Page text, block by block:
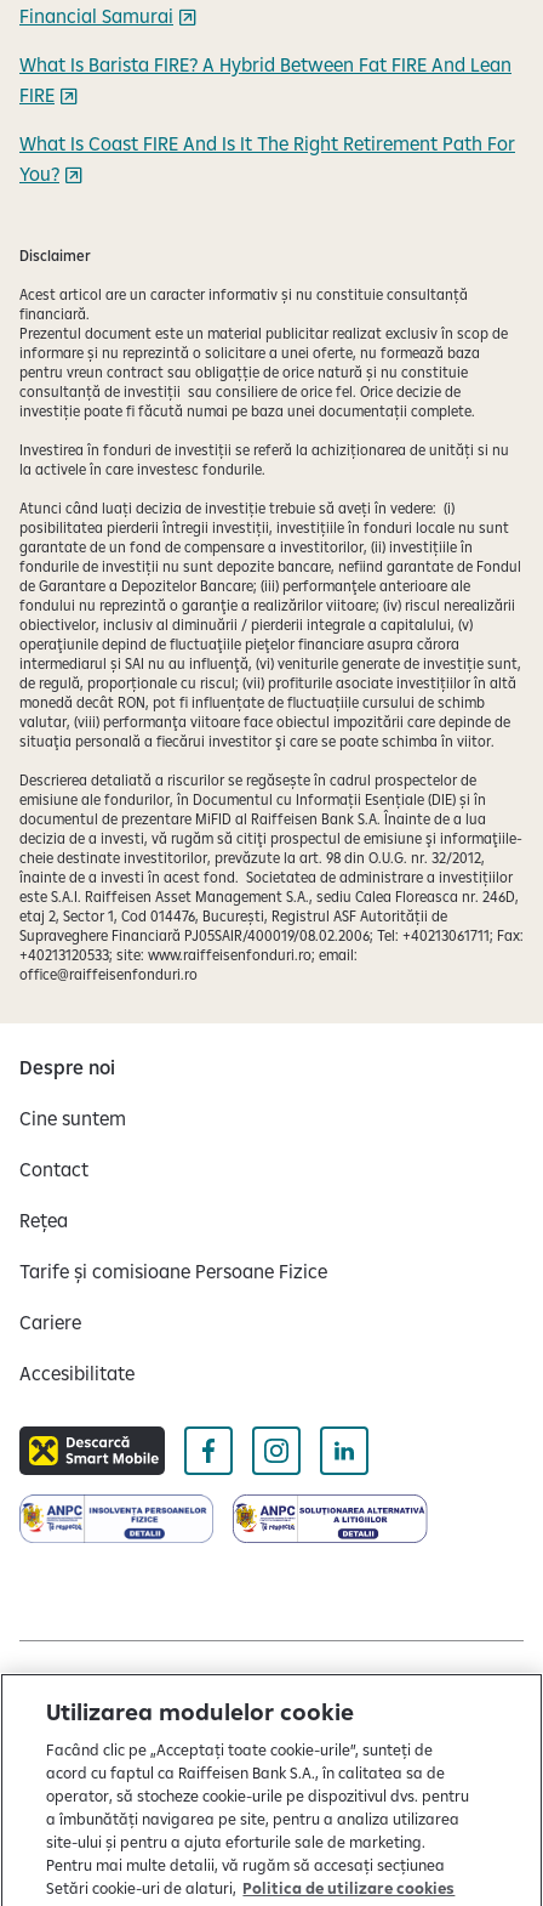
Financial Samurai
What Is Barista FIRE? A Hybrid Between Fat FIRE And Lean
FIRE
What Is Coast FIRE And Is It The Right Retirement Path For
You?
Disclaimer
Acest articol are un caracter informativ și nu constituie consultanță
financiară.
Prezentul document este un material publicitar realizat exclusiv în scop de
informare și nu reprezintă o solicitare a unei oferte, nu formează baza
pentru vreun contract sau obligațție de orice natură și nu constituie
consultanță de investiții sau consiliere de orice fel. Orice decizie de
investiție poate fi făcută numai pe baza unei documentații complete.
Investirea în fonduri de investiții se referă la achiziționarea de unități si nu
la activele în care investesc fondurile.
Atunci când luați decizia de investiție trebuie să aveți în vedere: (i)
posibilitatea pierderii întregii investiții, investițiile în fonduri locale nu sunt
garantate de un fond de compensare a investitorilor, (ii) investițiile în
fondurile de investiții nu sunt depozite bancare, nefiind garantate de Fondul
de Garantare a Depozitelor Bancare; (iii) performanţele anterioare ale
fondului nu reprezintă o garanţie a realizărilor viitoare; (iv) riscul nerealizării
obiectivelor, inclusiv al diminuării / pierderii integrale a capitalului, (v)
operaţiunile depind de fluctuaţiile pieţelor financiare asupra cărora
intermediarul și SAI nu au influenţă, (vi) veniturile generate de investiție sunt,
de regulă, proporționale cu riscul; (vii) profiturile asociate investițiilor în altă
monedă decât RON, pot fi influențate de fluctuațiile cursului de schimb
valutar, (viii) performanţa viitoare face obiectul impozitării care depinde de
situaţia personală a fiecărui investitor şi care se poate schimba în viitor.
Descrierea detaliată a riscurilor se regăsește în cadrul prospectelor de
emisiune ale fondurilor, în Documentul cu Informații Esențiale (DIE) și în
documentul de prezentare MiFID al Raiffeisen Bank S.A. Înainte de a lua
decizia de a investi, vă rugăm să citiţi prospectul de emisiune şi informaţiile-
cheie destinate investitorilor, prevăzute la art. 98 din O.U.G. nr. 32/2012,
înainte de a investi în acest fond. Societatea de administrare a investițiilor
este S.A.I. Raiffeisen Asset Management S.A., sediu Calea Floreasca nr. 246D,
etaj 2, Sector 1, Cod 014476, București, Registrul ASF Autorității de
Supraveghere Financiară PJ05SAIR/400019/08.02.2006; Tel: +40213061711; Fax:
+40213120533; site: www.raiffeisenfonduri.ro; email:
office@raiffeisenfonduri.ro
Despre noi
Cine suntem
Contact
Rețea
Tarife și comisioane Persoane Fizice
Cariere
Accesibilitate
Termeni și condiții
Politică de utilizare cookies
Preferințe cookie-uri
Politica de confidențialitate
Utilizarea modulelor cookie
Facând clic pe „Acceptați toate cookie-urile”, sunteți de
acord cu faptul ca Raiffeisen Bank S.A., în calitatea sa de
operator, să stocheze cookie-urile pe dispozitivul dvs. pentru
a îmbunătăți navigarea pe site, pentru a analiza utilizarea
site-ului și pentru a ajuta eforturile sale de marketing.
Pentru mai multe detalii, vă rugăm să accesați secțiunea
Setări cookie-uri de alaturi, Politica de utilizare cookies